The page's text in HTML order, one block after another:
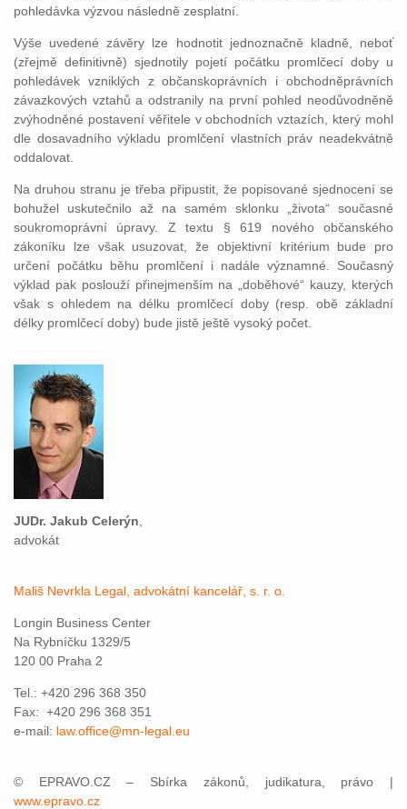
pohledávka výzvou následně zesplatní.
Výše uvedené závěry lze hodnotit jednoznačně kladně, neboť
(zřejmě definitivně) sjednotily pojetí počátku promlčecí doby u
pohledávek vzniklých z občanskoprávních i obchodněprávních
závazkových vztahů a odstranily na první pohled neodůvodněně
zvýhodněné postavení věřitele v obchodních vztazích, který mohl
dle dosavadního výkladu promlčení vlastních práv neadekvátně
oddalovat.
Na druhou stranu je třeba připustit, že popisované sjednocení se
bohužel uskutečnilo až na samém sklonku „života“ současné
soukromoprávní úpravy. Z textu § 619 nového občanského
zákoníku lze však usuzovat, že objektivní kritérium bude pro
určení počátku běhu promlčení i nadále významné. Současný
výklad pak poslouží přinejmenším na „doběhové“ kauzy, kterých
však s ohledem na délku promlčecí doby (resp. obě základní
délky promlčecí doby) bude jistě ještě vysoký počet.
JUDr. Jakub Celerýn
advokát
Mališ Nevrkla Legal, advokátní kancelář, s. r. o.
Longin Business Center
Na Rybníčku 1329/5
120 00 Praha 2
Tel.: +420 296 368 350
Fax: +420 296 368 351
e-mail: law.office@mn-legal.eu
© EPRAVO.CZ – Sbírka zákonů, judikatura, právo |
www.epravo.cz